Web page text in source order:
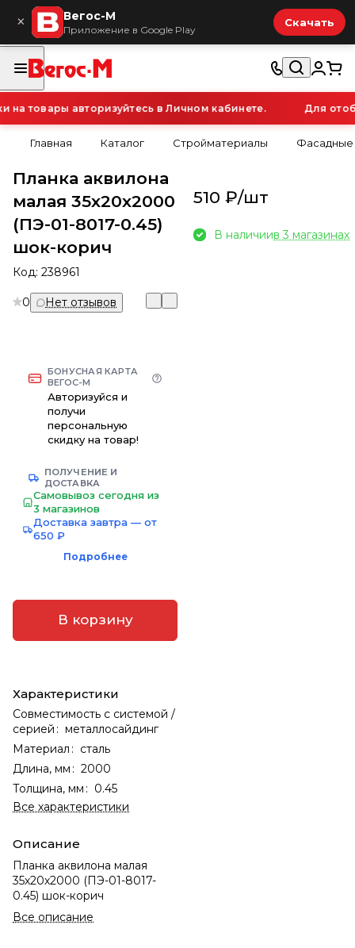
× Вегос-М
Приложение в Google Play
Скачать
товары авторизуйтесь в Личном кабинете. Для
Главная Каталог Стройматериалы Фасадные
Планка аквилона
малая 35х20х2000
(ПЭ-01-8017-0.45)
шок-корич
Код: 238961
0 Нет отзывов
БОНУСНАЯ КАРТА
ВЕГОС-М
Авторизуйся и
получи
персональную
скидку на товар!
ПОЛУЧЕНИЕ И
ДОСТАВКА
Самовывоз сегодня из
3 магазинов
Доставка завтра — от
650 ₽
Подробнее
В корзину
Характеристики
Совместимость с системой /
серией : металлосайдинг
Материал : сталь
Длина, мм : 2000
Толщина, мм : 0.45
Все характеристики
Описание
Планка аквилона малая
35х20х2000 (ПЭ-01-8017-
0.45) шок-корич
Все описание
510 ₽/шт
В наличиив 3 магазинах